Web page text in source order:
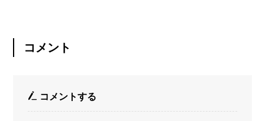
コメント
コメントする